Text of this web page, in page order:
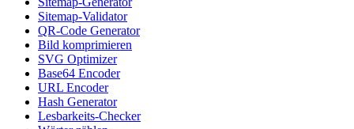
Sitemap-Validator
QR-Code Generator
Bild komprimieren
SVG Optimizer
Base64 Encoder
URL Encoder
Hash Generator
Lesbarkeits-Checker